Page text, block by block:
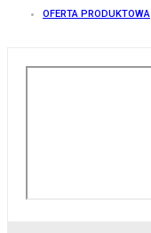
OFERTA PRODUKTOWA